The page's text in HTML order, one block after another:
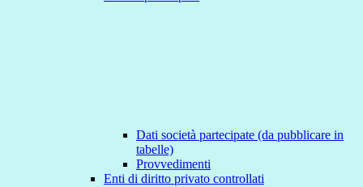
Dati società partecipate (da pubblicare in
tabelle)
Provvedimenti
Enti di diritto privato controllati